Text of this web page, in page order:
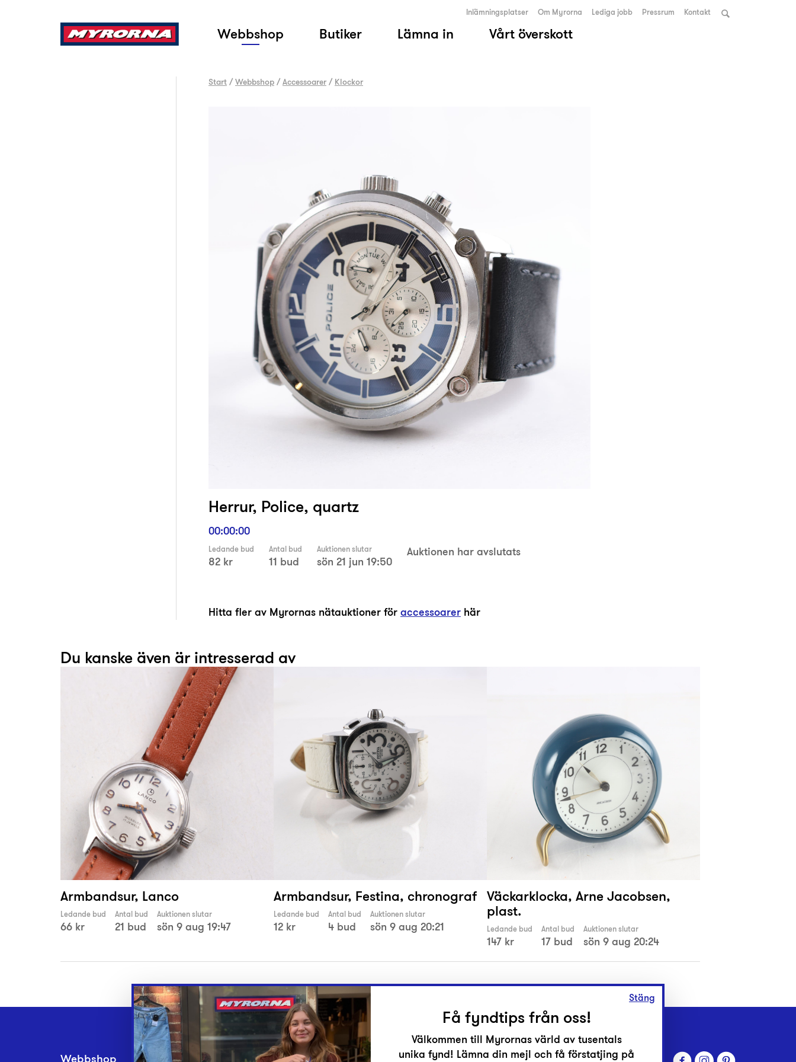
Webbshop Butiker Lämna in Vårt överskott
Inlämningsplatser Om Myrorna Lediga jobb Pressrum Kontakt
Start /Webbshop /Accessoarer / Klockor
Herrur, Police, quartz
00:00:00
Ledande bud
82 kr
Antal bud
11 bud
Auktionen slutar
sön 21 jun 19:50
Auktionen har avslutats
Hitta fler av Myrornas nätauktioner föraccessoarer här
Du kanske även är intresserad av
Armbandsur, Lanco
Ledande bud
66 kr
Antal bud
21 bud
Auktionen slutar
sön 9 aug 19:47
Armbandsur, Festina, chronograf
Ledande bud
12 kr
Antal bud
4 bud
Auktionen slutar
sön 9 aug 20:21
Väckarklocka, Arne Jacobsen,
plast.
Ledande bud
147 kr
Antal bud
17 bud
Auktionen slutar
sön 9 aug 20:24
Stäng
Få fyndtips från oss!
Välkommen till Myrornas värld av tusentals
unika fynd! Lämna din mejl och få förstatjing på